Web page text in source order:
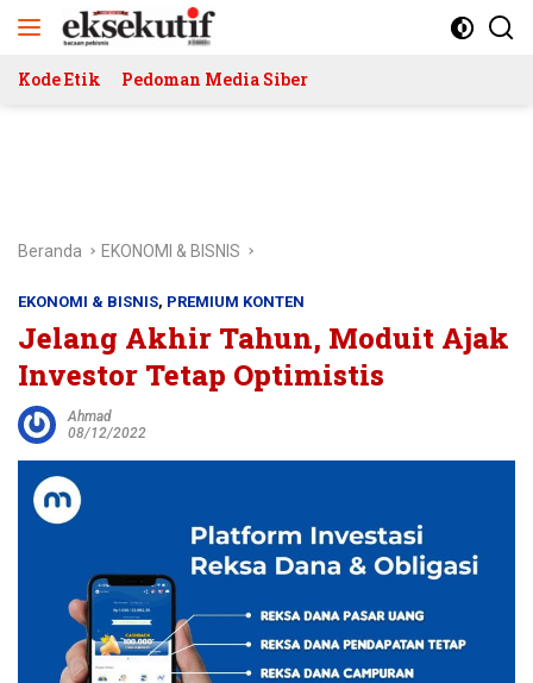
Kode Etik Pedoman Media Siber
Beranda EKONOMI & BISNIS
EKONOMI & BISNIS, PREMIUM KONTEN
Jelang Akhir Tahun, Moduit Ajak
Investor Tetap Optimistis
Ahmad
08/12/2022